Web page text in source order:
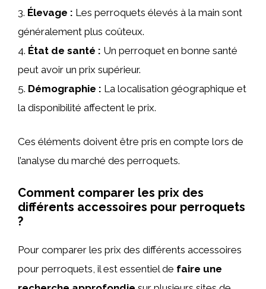
3. Élevage : Les perroquets élevés à la main sont
généralement plus coûteux.
4. État de santé : Un perroquet en bonne santé
peut avoir un prix supérieur.
5. Démographie : La localisation géographique et
la disponibilité affectent le prix.
Ces éléments doivent être pris en compte lors de
l’analyse du marché des perroquets.
Comment comparer les prix des
différents accessoires pour perroquets
?
Pour comparer les prix des différents accessoires
pour perroquets, il est essentiel de faire une